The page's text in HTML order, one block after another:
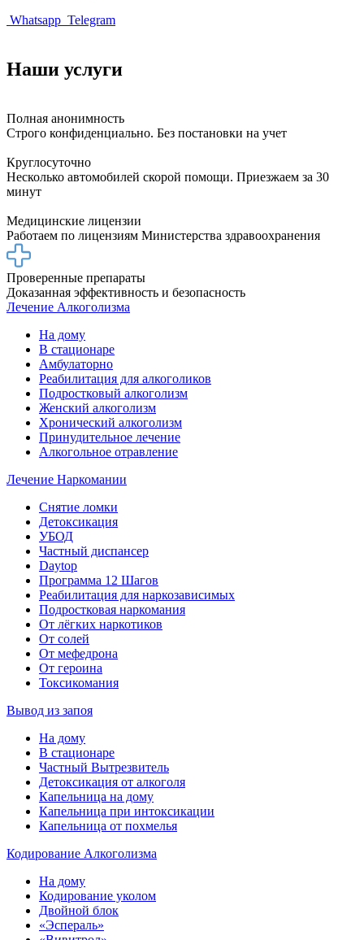
Whatsapp Telegram
Наши услуги
Полная анонимность
Строго конфиденциально. Без постановки на учет
Круглосуточно
Несколько автомобилей скорой помощи. Приезжаем за 30
минут
Медицинские лицензии
Работаем по лицензиям Министерства здравоохранения
Проверенные препараты
Доказанная эффективность и безопасность
Лечение Алкоголизма
На дому
В стационаре
Амбулаторно
Реабилитация для алкоголиков
Подростковый алкоголизм
Женский алкоголизм
Хронический алкоголизм
Принудительное лечение
Алкогольное отравление
Лечение Наркомании
Снятие ломки
Детоксикация
УБОД
Частный диспансер
Daytop
Программа 12 Шагов
Реабилитация для наркозависимых
Подростковая наркомания
От лёгких наркотиков
От солей
От мефедрона
От героина
Токсикомания
Вывод из запоя
На дому
В стационаре
Частный Вытрезвитель
Детоксикация от алкоголя
Капельница на дому
Капельница при интоксикации
Капельница от похмелья
Кодирование Алкоголизма
На дому
Кодирование уколом
Двойной блок
«Эспераль»